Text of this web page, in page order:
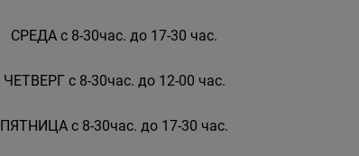
СРЕДА с 8-30час. до 17-30 час.
ЧЕТВЕРГ с 8-30час. до 12-00 час.
ПЯТНИЦА с 8-30час. до 17-30 час.